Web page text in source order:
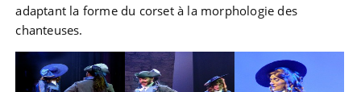
adaptant la forme du corset à la morphologie des
chanteuses.